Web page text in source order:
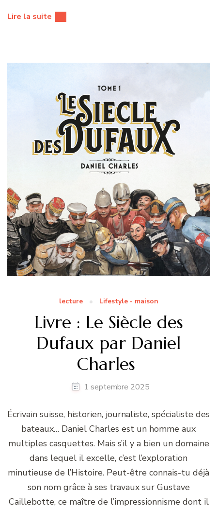
Lire la suite
lecture Lifestyle - maison
Livre : Le Siècle des
Dufaux par Daniel
Charles
1 septembre 2025
Écrivain suisse, historien, journaliste, spécialiste des
bateaux… Daniel Charles est un homme aux
multiples casquettes. Mais s’il y a bien un domaine
dans lequel il excelle, c’est l’exploration
minutieuse de l’Histoire. Peut-être connais-tu déjà
son nom grâce à ses travaux sur Gustave
Caillebotte, ce maître de l’impressionnisme dont il